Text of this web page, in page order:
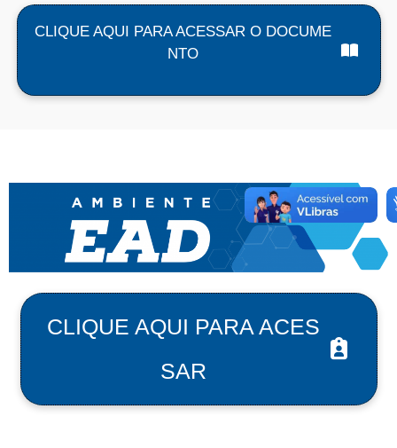
CLIQUE AQUI PARA ACESSAR O DOCUME
NTO
CLIQUE AQUI PARA ACES
SAR